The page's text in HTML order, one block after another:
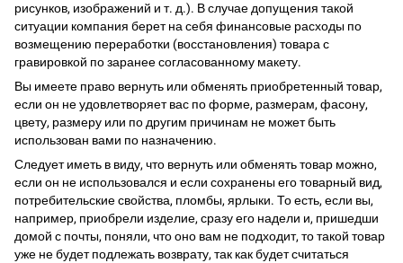
рисунков, изображений и т. д.). В случае допущения такой
ситуации компания берет на себя финансовые расходы по
возмещению переработки (восстановления) товара с
гравировкой по заранее согласованному макету.
Вы имеете право вернуть или обменять приобретенный товар,
если он не удовлетворяет вас по форме, размерам, фасону,
цвету, размеру или по другим причинам не может быть
использован вами по назначению.
Следует иметь в виду, что вернуть или обменять товар можно,
если он не использовался и если сохранены его товарный вид,
потребительские свойства, пломбы, ярлыки. То есть, если вы,
например, приобрели изделие, сразу его надели и, пришедши
домой с почты, поняли, что оно вам не подходит, то такой товар
уже не будет подлежать возврату, так как будет считаться